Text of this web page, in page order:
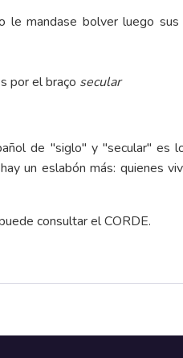
le mandase bolver luego
por el braço secular
de "siglo" y "secular" es
un eslabón más: quienes
consultar el CORDE.